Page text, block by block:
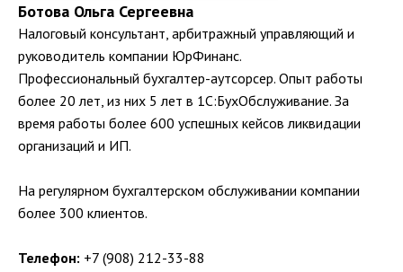
Ботова Ольга Сергеевна
Налоговый консультант, арбитражный управляющий и
руководитель компании ЮрФинанс.
Профессиональный бухгалтер-аутсорсер. Опыт работы
более 20 лет, из них 5 лет в 1С:БухОбслуживание. За
время работы более 600 успешных кейсов ликвидации
организаций и ИП.
На регулярном бухгалтерском обслуживании компании
более 300 клиентов.
Телефон: +7 (908) 212-33-88